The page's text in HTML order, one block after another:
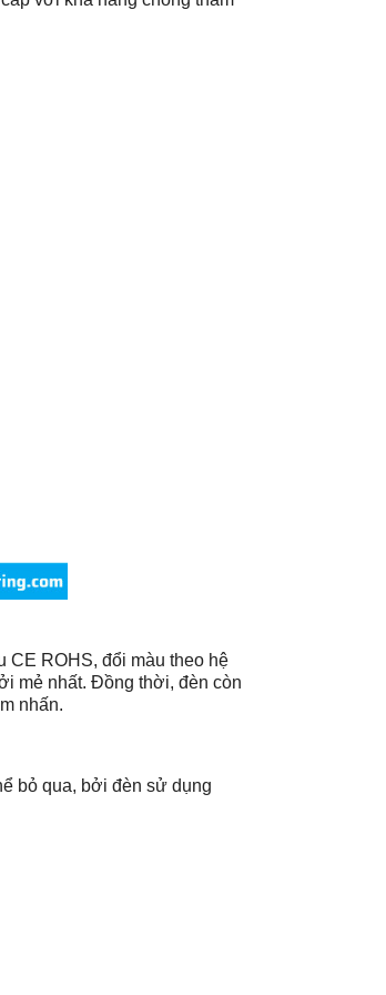
CE ROHS, đổi màu theo hệ
mẻ nhất. Đồng thời, đèn còn
nhấn.
bỏ qua, bởi đèn sử dụng